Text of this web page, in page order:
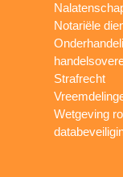
Notariële
Strafrecht
Wetgeving